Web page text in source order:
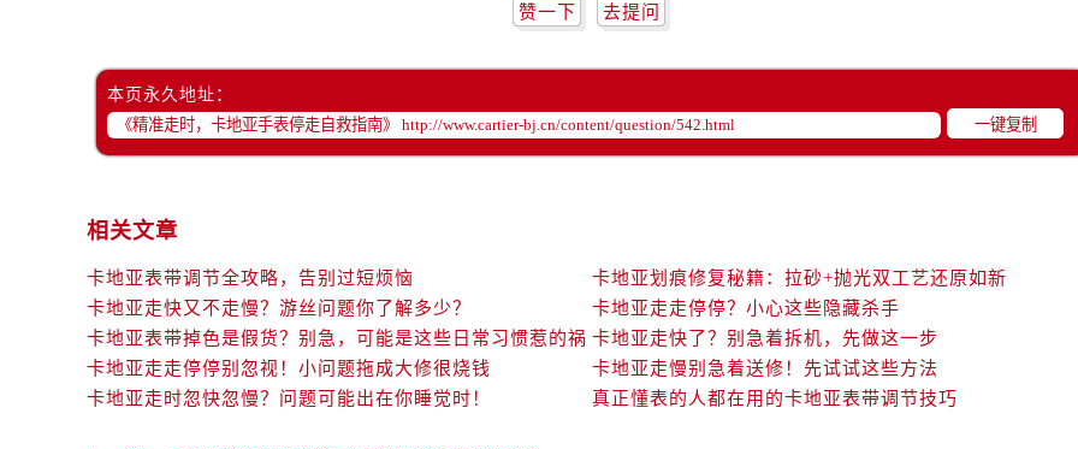
赞一下 去提问
本页永久地址：
一键复制
相关文章
卡地亚表带调节全攻略，告别过短烦恼
卡地亚划痕修复秘籍：拉砂+抛光双工艺还原如新
卡地亚走快又不走慢？游丝问题你了解多少？
卡地亚走走停停？小心这些隐藏杀手
卡地亚表带掉色是假货？别急，可能是这些日常习惯惹的祸 卡地亚走快了？别急着拆机，先做这一步
卡地亚走走停停别忽视！小问题拖成大修很烧钱
卡地亚走慢别急着送修！先试试这些方法
卡地亚走时忽快忽慢？问题可能出在你睡觉时！
真正懂表的人都在用的卡地亚表带调节技巧